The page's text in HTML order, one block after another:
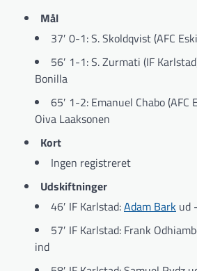
Mål
37′ 0-1: S. Skoldqvist (AFC
56′ 1-1: S. Zurmati (IF
Bonilla
65′ 1-2: Emanuel Chabo (AFC
Oiva Laaksonen
Kort
Ingen registreret
Udskiftninger
46′ IF Karlstad:Adam Bark ud
57′ IF Karlstad: Frank
ind